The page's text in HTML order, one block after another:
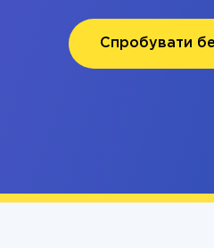
Спробувати